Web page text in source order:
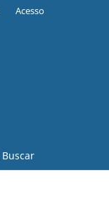
Buscar
Acesso